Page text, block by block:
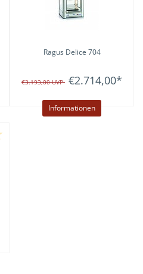
Ragus Delice 704
€3.193,00UVP €2.714,00*
Informationen